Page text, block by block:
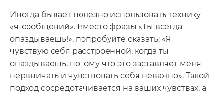
Иногда бывает полезно использовать технику
«я-сообщений». Вместо фразы «Ты всегда
опаздываешь!», попробуйте сказать: «Я
чувствую себя расстроенной, когда ты
опаздываешь, потому что это заставляет меня
нервничать и чувствовать себя неважно». Такой
подход сосредотачивается на ваших чувствах, а